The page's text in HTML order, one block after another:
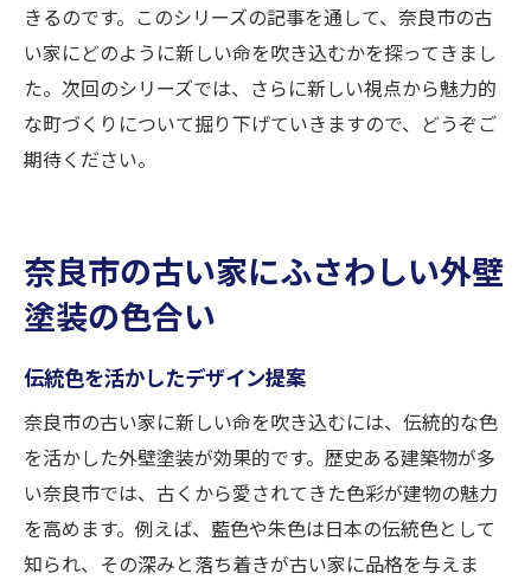
きるのです。このシリーズの記事を通して、奈良市の古
い家にどのように新しい命を吹き込むかを探ってきまし
た。次回のシリーズでは、さらに新しい視点から魅力的
な町づくりについて掘り下げていきますので、どうぞご
期待ください。
奈良市の古い家にふさわしい外壁
塗装の色合い
伝統色を活かしたデザイン提案
奈良市の古い家に新しい命を吹き込むには、伝統的な色
を活かした外壁塗装が効果的です。歴史ある建築物が多
い奈良市では、古くから愛されてきた色彩が建物の魅力
を高めます。例えば、藍色や朱色は日本の伝統色として
知られ、その深みと落ち着きが古い家に品格を与えま